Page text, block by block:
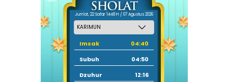
Jum'at, 22 Safar 1448 H / 07 Agustus 2026
Imsak
04:40
Subuh
04:50
Dzuhur
12:16